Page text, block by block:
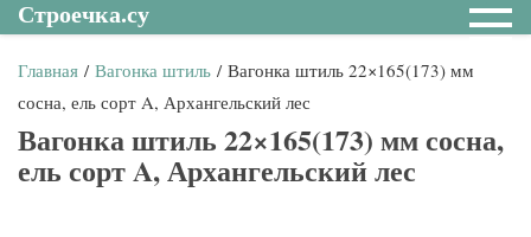
Строечка.су
Главная / Вагонка штиль / Вагонка штиль 22×165(173) мм
сосна, ель сорт A, Архангельский лес
Вагонка штиль 22×165(173) мм сосна,
ель сорт A, Архангельский лес